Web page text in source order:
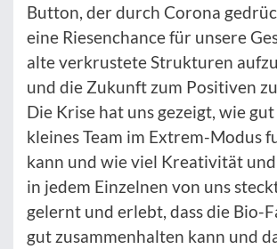
Button, der durch Corona
eine Riesenchance für unsere
alte verkrustete Strukturen
und die Zukunft zum Positiven
Die Krise hat uns gezeigt, wie
kleines Team im Extrem-Modus
kann und wie viel Kreativität
in jedem Einzelnen von uns
gelernt und erlebt, dass die Bio-
gut zusammenhalten kann und